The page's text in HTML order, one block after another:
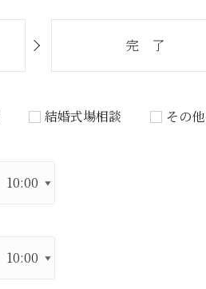
完 了
結婚式場相談 その